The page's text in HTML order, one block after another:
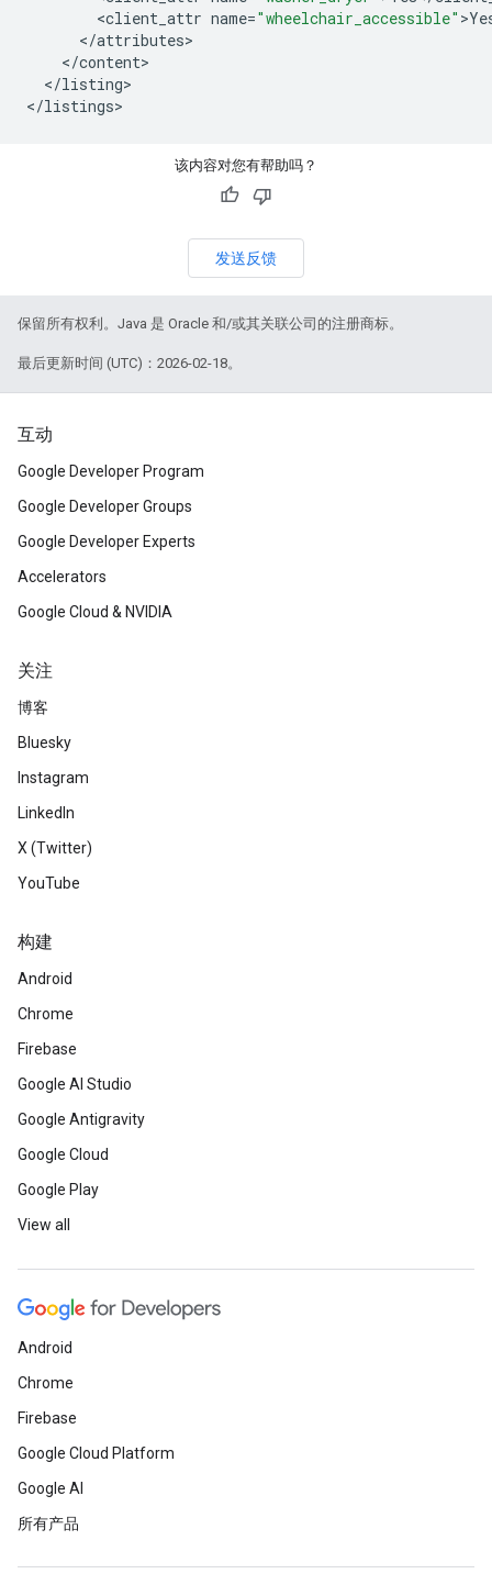
<client_attr name="wheelchair_accessible" >
</attributes
</content
</listing>
</listings>
该内容对您有帮助吗？
发送反馈
保留所有权利。Java 是 Oracle 和/或其关联公司的注册商标。
最后更新时间 (UTC)：2026-02-18。
互动
Google Developer Program
Google Developer Groups
Google Developer Experts
Accelerators
Google Cloud & NVIDIA
关注
博客
Bluesky
Instagram
LinkedIn
X (Twitter)
YouTube
构建
Android
Chrome
Firebase
Google AI Studio
Google Antigravity
Google Cloud
Google Play
View all
Android
Chrome
Firebase
Google Cloud Platform
Google AI
所有产品